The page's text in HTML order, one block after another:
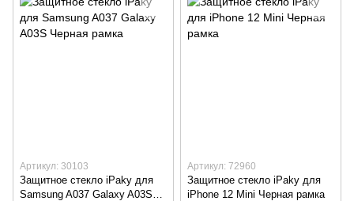
Артикул: 30103
Защитное стекло iPaky для
Samsung A037 Galaxy A03S
Артикул: 72960
Защитное стекло iPaky для
iPhone 12 Mini Черная рамка